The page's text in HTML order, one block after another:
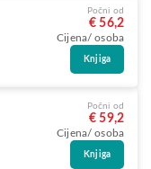
Počni od
€ 56,2
Cijena/ osoba
Knjiga
Počni od
€ 59,2
Cijena/ osoba
Knjiga